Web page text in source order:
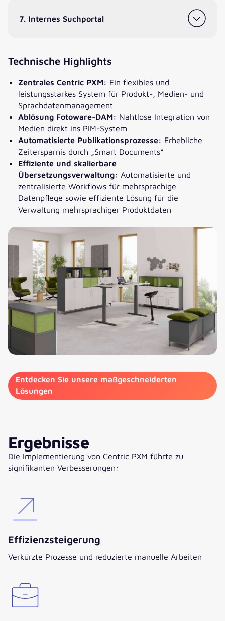
7. Internes Suchportal
Technische Highlights
Zentrales Centric PXM: Ein flexibles und
leistungsstarkes System für Produkt-, Medien- und
Sprachdatenmanagement
Ablösung Fotoware-DAM: Nahtlose Integration von
Medien direkt ins PIM-System
Automatisierte Publikationsprozesse: Erhebliche
Zeitersparnis durch „Smart Documents“
Effiziente und skalierbare
Übersetzungsverwaltung: Automatisierte und
zentralisierte Workflows für mehrsprachige
Datenpflege sowie effiziente Lösung für die
Verwaltung mehrsprachiger Produktdaten
Entdecken Sie unsere maßgeschneiderten
Lösungen
Ergebnisse
Die Implementierung von Centric PXM führte zu
signifikanten Verbesserungen:
Effizienzsteigerung
Verkürzte Prozesse und reduzierte manuelle Arbeiten